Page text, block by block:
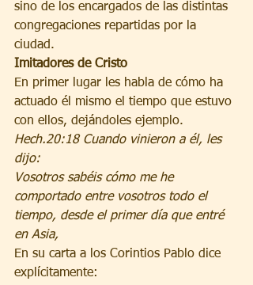
sino de los encargados de las distintas
congregaciones repartidas por la
ciudad.
Imitadores de Cristo
En primer lugar les habla de cómo ha
actuado él mismo el tiempo que estuvo
con ellos, dejándoles ejemplo.
Hech.20:18 Cuando vinieron a él, les
dijo:
Vosotros sabéis cómo me he
comportado entre vosotros todo el
tiempo, desde el primer día que entré
en Asia,
En su carta a los Corintios Pablo dice
explícitamente: